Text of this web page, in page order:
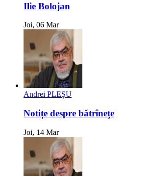
Ilie Bolojan
Joi, 06 Mar
Andrei PLEȘU
Notițe despre bătrînețe
Joi, 14 Mar